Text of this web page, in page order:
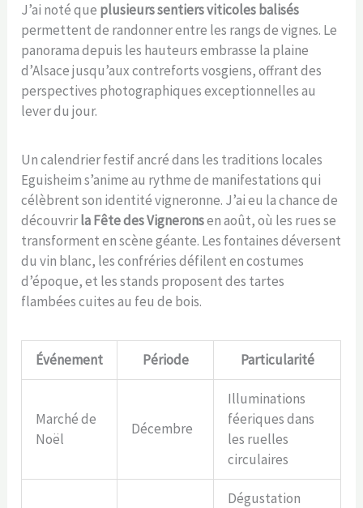
J’ai noté que plusieurs sentiers viticoles balisés
permettent de randonner entre les rangs de vignes. Le
panorama depuis les hauteurs embrasse la plaine
d’Alsace jusqu’aux contreforts vosgiens, offrant des
perspectives photographiques exceptionnelles au
lever du jour.
Un calendrier festif ancré dans les traditions locales
Eguisheim s’anime au rythme de manifestations qui
célèbrent son identité vigneronne. J’ai eu la chance de
découvrirla Fête des Vigneronsen août, où les rues se
transforment en scène géante. Les fontaines déversent
du vin blanc, les confréries défilent en costumes
d’époque, et les stands proposent des tartes
flambées cuites au feu de bois.
Événement Période Particularité
Marché de
Noël
Décembre
Illuminations
féeriques dans
les ruelles
circulaires
Dégustation